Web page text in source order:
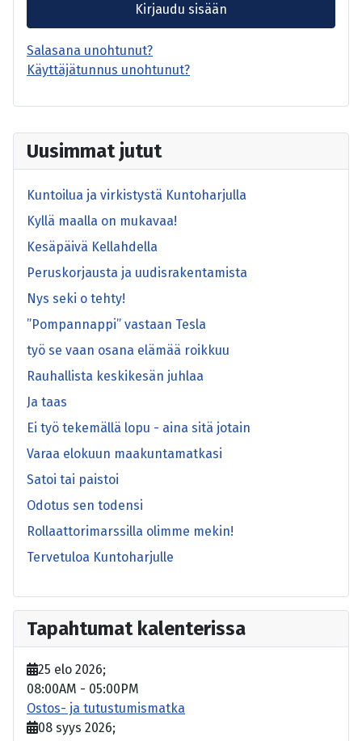
Uusimmat jutut
Kuntoilua ja virkistystä Kuntoharjulla
Kyllä maalla on mukavaa!
Kesäpäivä Kellahdella
Peruskorjausta ja uudisrakentamista
Nys seki o tehty!
”Pompannappi” vastaan Tesla
työ se vaan osana elämää roikkuu
Rauhallista keskikesän juhlaa
Ja taas
Ei työ tekemällä lopu - aina sitä jotain
Varaa elokuun maakuntamatkasi
Satoi tai paistoi
Odotus sen todensi
Rollaattorimarssilla olimme mekin!
Tervetuloa Kuntoharjulle
Tapahtumat kalenterissa
25 elo 2026;
08:00AM - 05:00PM
Ostos- ja tutustumismatka
08 syys 2026;
Kirjaudu sisään
Salasana unohtunut?
Käyttäjätunnus unohtunut?